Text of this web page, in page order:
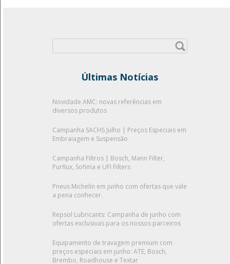
por:
Últimas Notícias
Novidade AMC: novas referências em
diversos produtos
Campanha SACHS Julho | Preços Especiais em
Embraiagem e Suspensão
Campanha Filtros | Bosch, Mann Filter,
Purflux, Sofima e UFI Filters
Pneus Michelin em junho com ofertas que vale
a pena conhecer.
Repsol Lubricants: Campanha de junho com
ofertas exclusivas para os nossos parceiros
Equipamento de travagem premium com
preços especiais em junho: ATE, Bosch,
Brembo, Roadhouse e Textar